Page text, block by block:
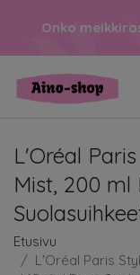
Onko
L'Oréal
Mist, 200 ml
Etusivu
L'Oréal Paris